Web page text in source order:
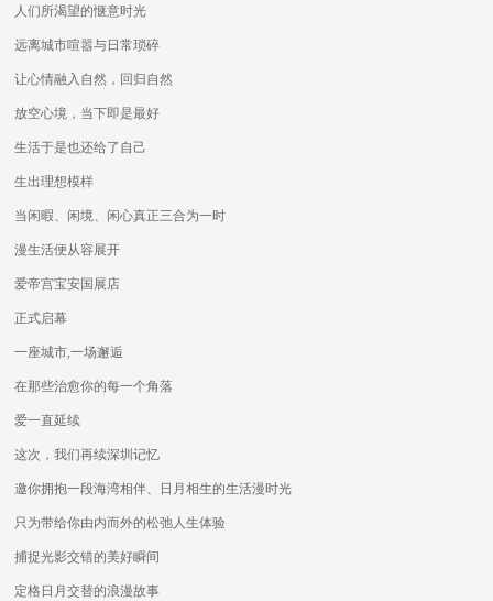
人们所渴望的惬意时光
远离城市喧嚣与日常琐碎
让心情融入自然，回归自然
放空心境，当下即是最好
生活于是也还给了自己
生出理想模样
当闲暇、闲境、闲心真正三合为一时
漫生活便从容展开
爱帝宫宝安国展店
正式启幕
一座城市,一场邂逅
在那些治愈你的每一个角落
爱一直延续
这次，我们再续深圳记忆
邀你拥抱一段海湾相伴、日月相生的生活漫时光
只为带给你由内而外的松弛人生体验
捕捉光影交错的美好瞬间
定格日月交替的浪漫故事